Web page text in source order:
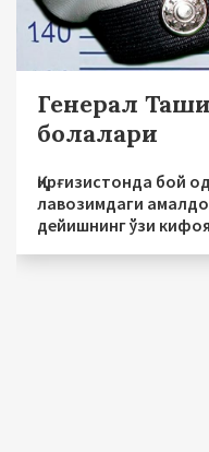
Генерал
болалари
Қирғизистонда бой
лавозимдаги
дейишнинг ўзи кифоя